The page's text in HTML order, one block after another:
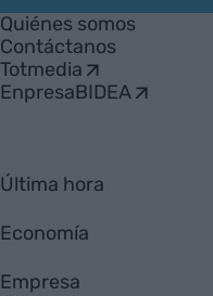
Empresa
Quiénes somos
Contáctanos
Totmedia
EnpresaBIDEA
Última hora
Economía
Empresa